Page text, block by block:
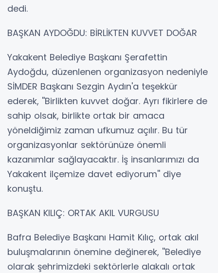
dedi.
BAŞKAN AYDOĞDU: BİRLİKTEN KUVVET DOĞAR
Yakakent Belediye Başkanı Şerafettin
Aydoğdu, düzenlenen organizasyon nedeniyle
SİMDER Başkanı Sezgin Aydın'a teşekkür
ederek, ''Birlikten kuvvet doğar. Ayrı fikirlere de
sahip olsak, birlikte ortak bir amaca
yöneldiğimiz zaman ufkumuz açılır. Bu tür
organizasyonlar sektörünüze önemli
kazanımlar sağlayacaktır. İş insanlarımızı da
Yakakent ilçemize davet ediyorum'' diye
konuştu.
BAŞKAN KILIÇ: ORTAK AKIL VURGUSU
Bafra Belediye Başkanı Hamit Kılıç, ortak akıl
buluşmalarının önemine değinerek, ''Belediye
olarak şehrimizdeki sektörlerle alakalı ortak